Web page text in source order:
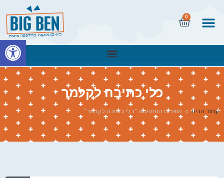
0
כלי כתיבה לקלמר
עמוד הבית > מוצרים המתויגים “כלי כתיבה לקלמר”